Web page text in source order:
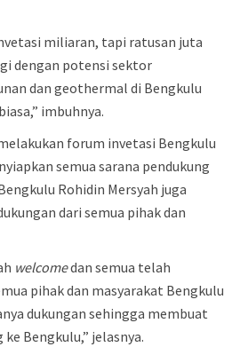
miliaran, tapi ratusan juta
dengan potensi sektor
dan geothermal di Bengkulu
imbuhnya.
forum invetasi Bengkulu
semua sarana pendukung
Rohidin Mersyah juga
dari semua pihak dan
welcomedan semua telah
pihak dan masyarakat Bengkulu
dukungan sehingga membuat
Bengkulu,” jelasnya.